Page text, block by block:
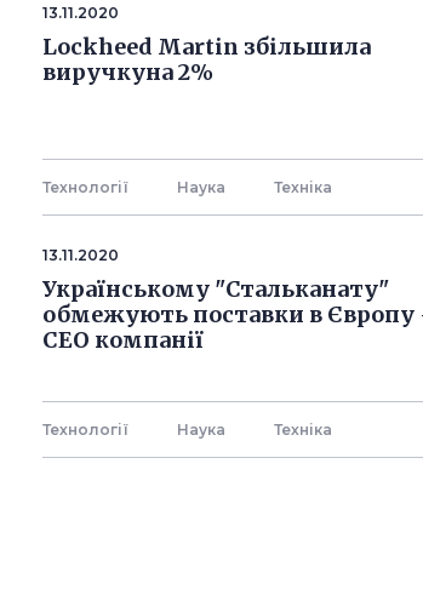
13.11.2020
Lockheed Martin збільшила
виручкуна 2%
Технології Наука Технiка
13.11.2020
Українському "Стальканату"
обмежують поставки в
СЕО компанії
Технології Наука Технiка